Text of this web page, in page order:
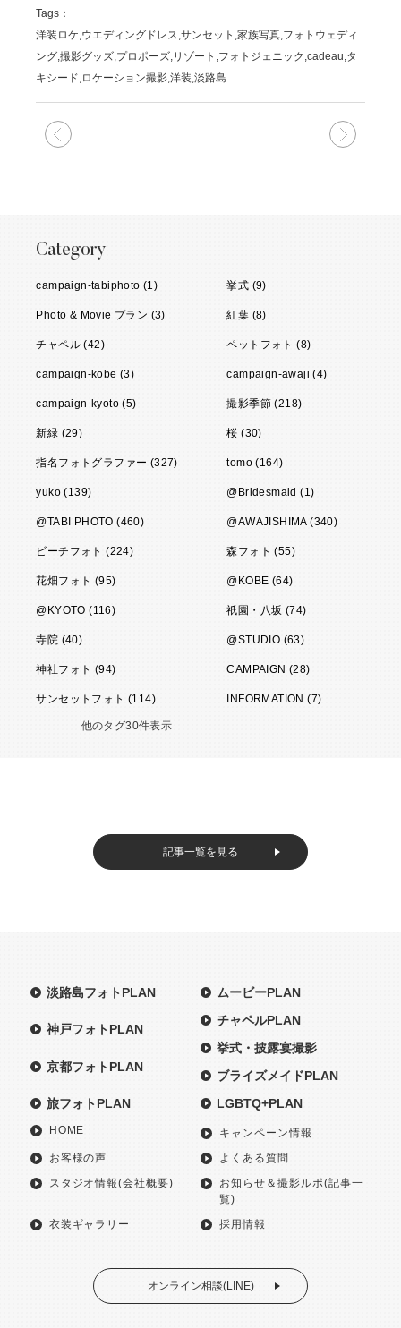
Tags：
洋装ロケ,ウエディングドレス,サンセット,家族写真,フォトウェディ
ング,撮影グッズ,プロポーズ,リゾート,フォトジェニック,cadeau,タ
キシード,ロケーション撮影,洋装,淡路島
Category
campaign-tabiphoto (1) 挙式 (9)
Photo & Movie プラン (3) 紅葉 (8)
チャペル (42) ペットフォト (8)
campaign-kobe (3) campaign-awaji (4)
campaign-kyoto (5) 撮影季節 (218)
新緑 (29) 桜 (30)
指名フォトグラファー (327) tomo (164)
yuko (139) @Bridesmaid (1)
@TABI PHOTO (460) @AWAJISHIMA (340)
ビーチフォト (224) 森フォト (55)
花畑フォト (95) @KOBE (64)
@KYOTO (116) 祇園・八坂 (74)
寺院 (40) @STUDIO (63)
神社フォト (94) CAMPAIGN (28)
サンセットフォト (114) INFORMATION (7)
他のタグ30件表示
記事一覧を見る
淡路島フォトPLAN
神戸フォトPLAN
京都フォトPLAN
旅フォトPLAN
ムービーPLAN
チャペルPLAN
挙式・披露宴撮影
ブライズメイドPLAN
LGBTQ+PLAN
HOME
キャンペーン情報
お客様の声
よくある質問
スタジオ情報(会社概要)
お知らせ＆撮影ルポ(記事一
覧)
衣装ギャラリー
採用情報
オンライン相談(LINE)